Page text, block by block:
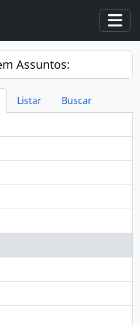
Assuntos:
Listar
Buscar